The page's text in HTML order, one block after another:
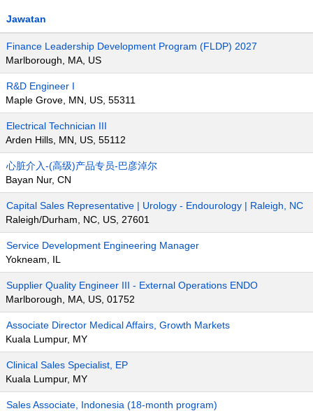
Jawatan
Finance Leadership Development Program (FLDP) 2027
Marlborough, MA, US
R&D Engineer I
Maple Grove, MN, US, 55311
Electrical Technician III
Arden Hills, MN, US, 55112
心脏介入-(高级)产品专员-巴彦淖尔
Bayan Nur, CN
Capital Sales Representative | Urology - Endourology | Raleigh, NC
Raleigh/Durham, NC, US, 27601
Service Development Engineering Manager
Yokneam, IL
Supplier Quality Engineer III - External Operations ENDO
Marlborough, MA, US, 01752
Associate Director Medical Affairs, Growth Markets
Kuala Lumpur, MY
Clinical Sales Specialist, EP
Kuala Lumpur, MY
Sales Associate, Indonesia (18-month program)